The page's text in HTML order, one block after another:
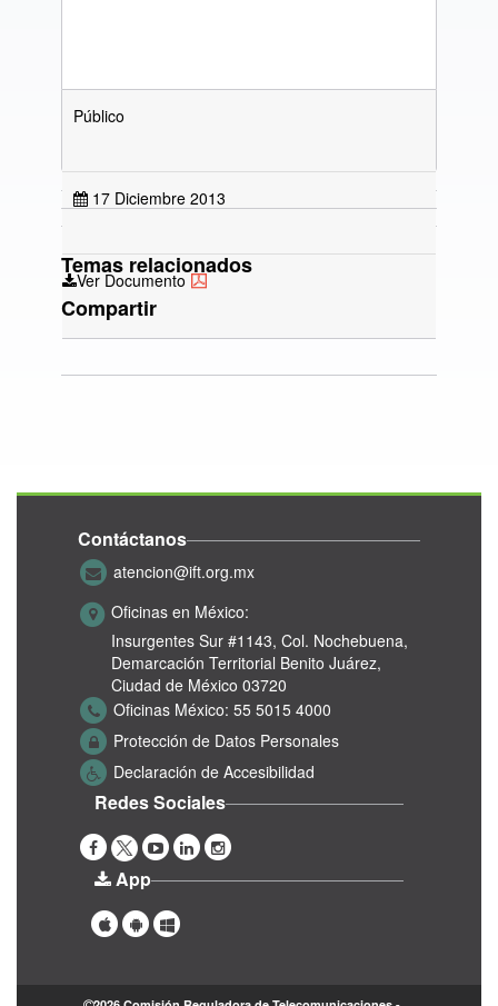
Público
17 Diciembre 2013
Ver Documento
Temas relacionados
Compartir
Contáctanos
atencion@ift.org.mx
Oficinas en México:
Insurgentes Sur #1143, Col. Nochebuena,
Demarcación Territorial Benito Juárez,
Ciudad de México 03720
Oficinas México: 55 5015 4000
Protección de Datos Personales
Declaración de Accesibilidad
Redes Sociales
App